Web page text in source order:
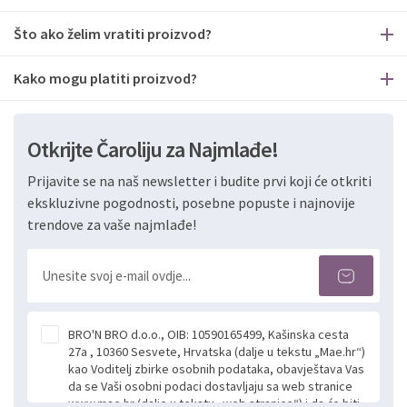
Što ako želim vratiti proizvod?
Kako mogu platiti proizvod?
Otkrijte Čaroliju za Najmlađe!
Prijavite se na naš newsletter i budite prvi koji će otkriti
ekskluzivne pogodnosti, posebne popuste i najnovije
trendove za vaše najmlađe!
BRO'N BRO d.o.o., OIB: 10590165499, Kašinska cesta
27a , 10360 Sesvete, Hrvatska (dalje u tekstu „Mae.hr“)
kao Voditelj zbirke osobnih podataka, obavještava Vas
da se Vaši osobni podaci dostavljaju sa web stranice
www.mae.hr (dalje u tekstu „web stranice“) i da će biti